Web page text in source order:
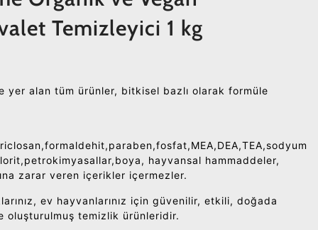
Temizleyici 1 kg
yer alan tüm ürünler, bitkisel bazlı olarak formüle
hayvansal hammaddeler,
zarar veren içerikler içermezler.
ev hayvanlarınız için güvenilir, etkili, doğada
oluşturulmuş temizlik ürünleridir.